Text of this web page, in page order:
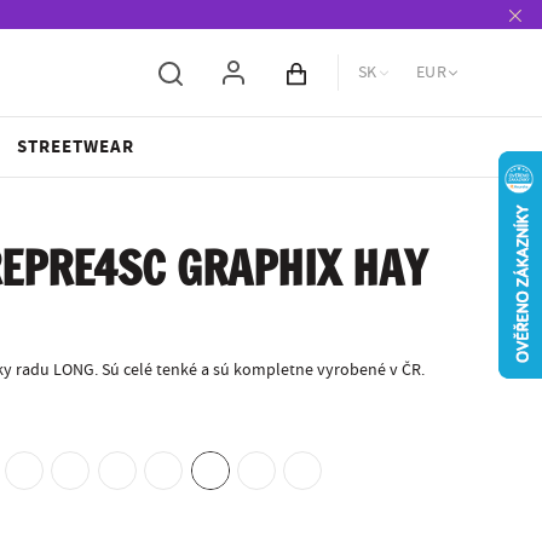
Obsah košíka
SK EUR
STREETWEAR
GRAPHIX HAY
radu LONG. Sú celé tenké a sú kompletne vyrobené v ČR.